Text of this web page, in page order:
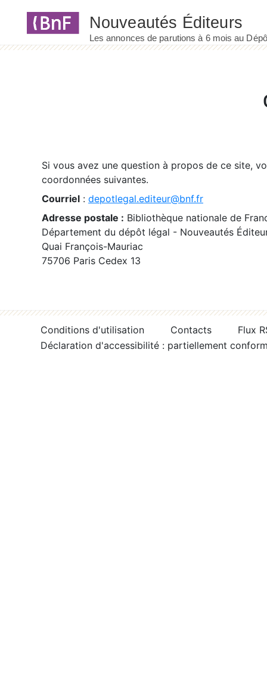
Si vous avez une question à propos de ce site,
coordonnées suivantes.
Courriel : depotlegal.editeur@bnf.fr
Adresse postale : Bibliothèque nationale de
Département du dépôt légal - Nouveautés
Quai François-Mauriac
75706 Paris Cedex 13
Conditions d'utilisation Contacts
Flux
Déclaration d'accessibilité : partiellement